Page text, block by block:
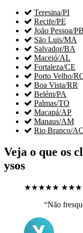
 Teresina/PI
 Recife/PE
 João Pessoa/PB
 São Luis/MA
 Salvador/BA
 Maceió/AL
 Fortaleza/CE
 Porto Velho/
 Boa Vista/RR
 Belém/PA
 Palmas/TO
 Macapá/AP
 Manaus/AM
 Rio Branco/AC
Veja o que os
ysos
★★★★★
“Não